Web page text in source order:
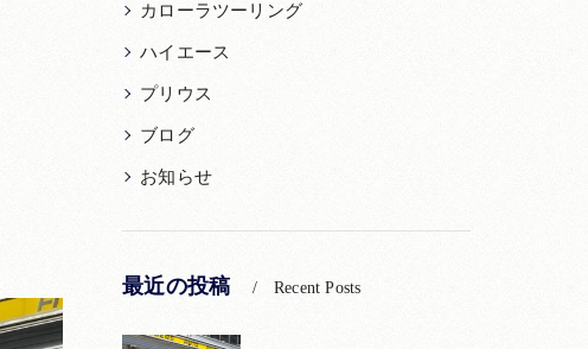
カローラツーリング
ハイエース
プリウス
ブログ
お知らせ
最近の投稿 Recent Posts